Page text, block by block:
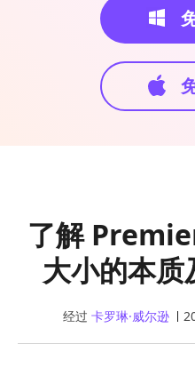
了解
大小的本
经过 卡罗琳·威尔逊